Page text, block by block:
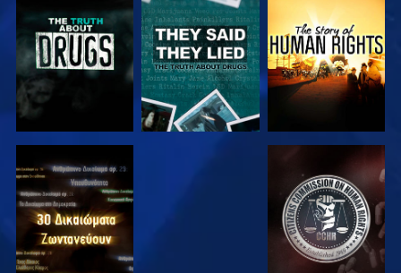
ΠΑΡΑΚΟΛΟΥΘΗΣΤΕ ΠΑΡΑΚΟΛΟΥΘΗΣΤΕ ΠΑΡΑΚΟΛΟΥΘΗΣΤΕ
ΠΑΡΑΚΟΛΟΥΘΗΣΤΕ ΠΑΡΑΚΟΛΟΥΘΗΣΤΕ